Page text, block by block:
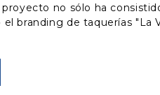
no sólo ha
el branding de taquerías "La